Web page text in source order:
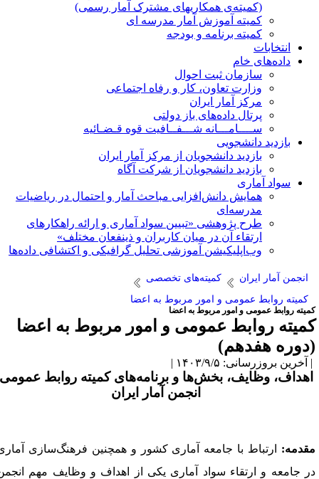
(کمیته‌ی همکاریهای مشترک آمار رسمی)
کمیته آموزش آمار مدرسه ای
کمیته برنامه و بودجه
انتخابات
داده‌های خام
سازمان ثبت احوال
وزارت تعاون، کار و رفاه اجتماعی
مرکز آمار ایران
پرتال داده‌های باز دولتی
ســــامـــانه شـــفــافیت قوه قـضـائیه
بازدید دانشجویی
بازدید دانشجویان از مرکز آمار ایران
بازدید دانشجویان از شرکت آگاه
سواد آماری
همایش دانش‌افزایی مباحث آمار و احتمال در ریاضیات
مدرسه‌ای
طرح پژوهشی «تبیین سواد آماری و ارائه راهکارهای
ارتقاء آن در میان کاربران و ذینفعان مختلف»
وب‌اپلیکیشن آموزشی تحلیل گرافیکی و اکتشافی داده‌ها
انجمن آمار ایران
کمیته‌های تخصصی
کمیته روابط عمومی و امور مربوط به اعضا
روابط عمومی و امور مربوط به اعضا
روابط عمومی و امور مربوط به اعضا
هفدهم)
بروزرسانی: ۱۴۰۳/۹/۵ |
وظایف، بخش‌ها و برنامه‌های کمیته روابط عمومی
انجمن آمار ایران
ا رتباط با جامعه آماری کشور و همچنین فرهنگ‌سازی آماری
جامعه و ارتقاء سواد آماری یکی از اهداف و وظایف مهم انجمن